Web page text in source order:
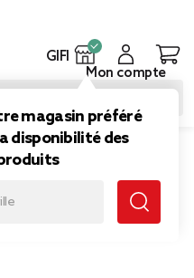
GIFI
magasin préféré
disponibilité des
Mon compte
x 3